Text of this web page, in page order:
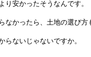
り安かったそうなんです。
なかったら、土地の選び方
らないじゃないですか。